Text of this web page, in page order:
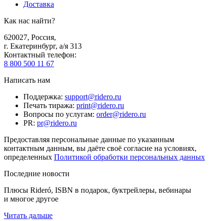
Доставка
Как нас найти?
620027, Россия,
г. Екатеринбург, а/я 313
Контактный телефон:
8 800 500 11 67
Написать нам
Поддержка: support@ridero.ru
Печать тиража: print@ridero.ru
Вопросы по услугам: order@ridero.ru
PR: pr@ridero.ru
Предоставляя персональные данные по указанным
контактным данным, вы даёте своё согласие на условиях,
определенных Политикой обработки персональных данных
Последние новости
Плюсы Rideró, ISBN в подарок, буктрейлеры, вебинары
и многое другое
Читать дальше